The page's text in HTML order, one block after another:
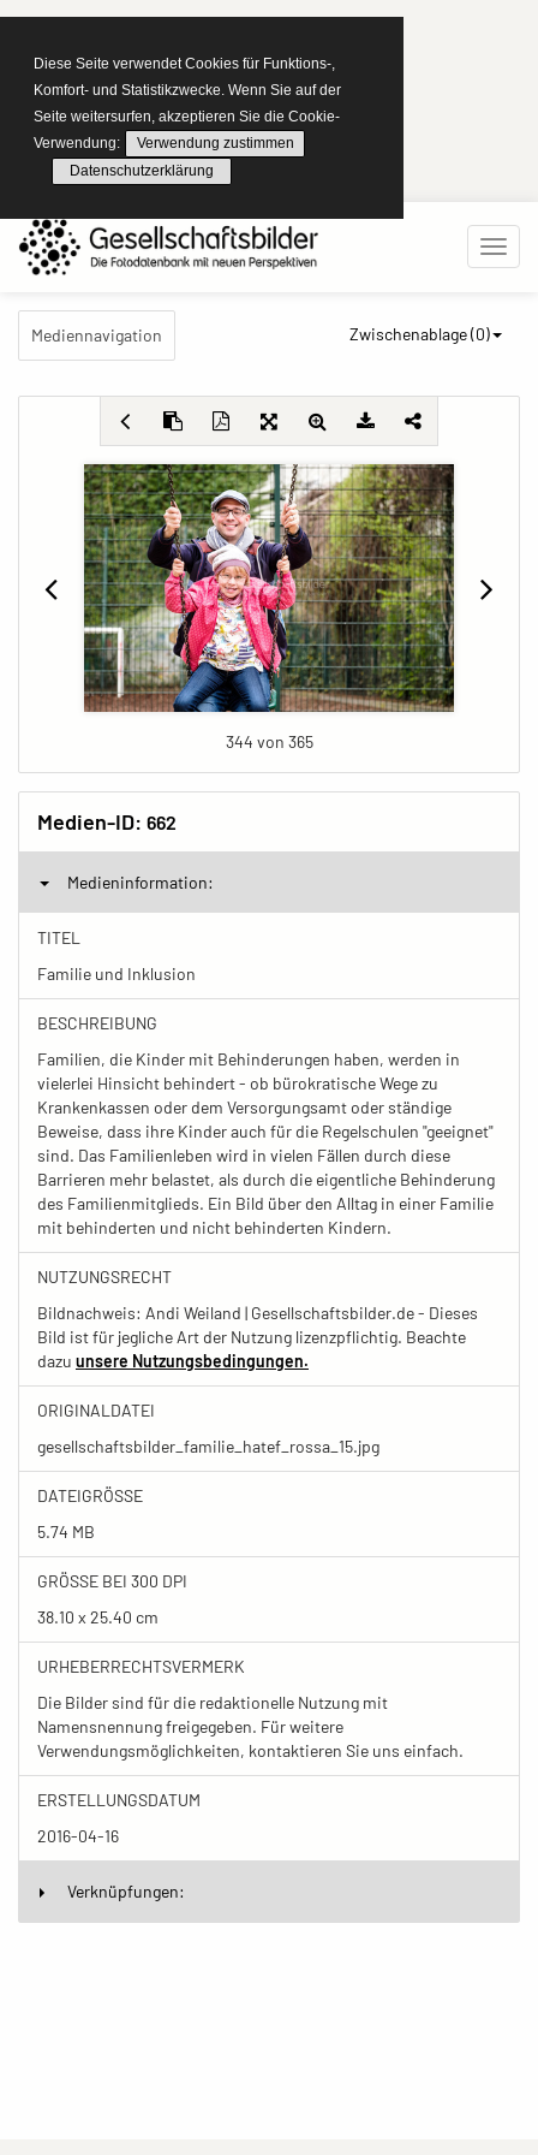
Diese Seite verwendet Cookies für Funktions-,
Komfort- und Statistikzwecke. Wenn Sie auf der
Seite weitersurfen, akzeptieren Sie die Cookie-
Verwendung:
Verwendung zustimmen
Datenschutzerklärung
Mediennavigation Zwischenablage (0)
344 von 365
Medien-ID: 662
Medieninformation:
TITEL
Familie und Inklusion
BESCHREIBUNG
Familien, die Kinder mit Behinderungen haben, werden in
vielerlei Hinsicht behindert - ob bürokratische Wege zu
Krankenkassen oder dem Versorgungsamt oder ständige
Beweise, dass ihre Kinder auch für die Regelschulen "geeignet"
sind. Das Familienleben wird in vielen Fällen durch diese
Barrieren mehr belastet, als durch die eigentliche Behinderung
des Familienmitglieds. Ein Bild über den Alltag in einer Familie
mit behinderten und nicht behinderten Kindern.
NUTZUNGSRECHT
Bildnachweis: Andi Weiland | Gesellschaftsbilder.de - Dieses
Bild ist für jegliche Art der Nutzung lizenzpflichtig. Beachte
dazu unsere Nutzungsbedingungen.
ORIGINALDATEI
gesellschaftsbilder_familie_hatef_rossa_15.jpg
DATEIGRÖSSE
5.74 MB
GRÖSSE BEI 300 DPI
38.10 x 25.40 cm
URHEBERRECHTSVERMERK
Die Bilder sind für die redaktionelle Nutzung mit
Namensnennung freigegeben. Für weitere
Verwendungsmöglichkeiten, kontaktieren Sie uns einfach.
ERSTELLUNGSDATUM
2016-04-16
Verknüpfungen: